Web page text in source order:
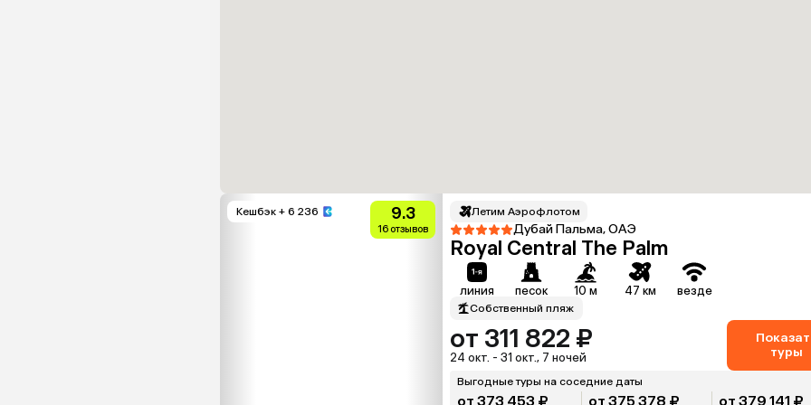
Кешбэк + 6 236 9.3
16 отзывов
Летим Аэрофлотом
Дубай Пальма, ОАЭ
Royal Central The Palm
линия песок 10 м 47 км везде
Собственный пляж
от 311 822 ₽
24 окт. - 31 окт., 7 ночей
туры
Выгодные туры на соседние даты
от 373 453 ₽ от 375 378 ₽ от 379 141 ₽